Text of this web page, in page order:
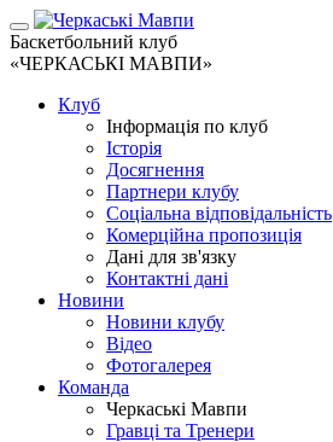
Баскетбольний клуб
«ЧЕРКАСЬКІ МАВПИ»
Клуб
Інформація по клуб
Історія
Досягнення
Партнери клубу
Соціальна відповідальність
Комерційна пропозиція
Дані для зв'язку
Контактні дані
Новини
Новини клубу
Відео
Фотогалерея
Команда
Черкаські Мавпи
Гравці та Тренери